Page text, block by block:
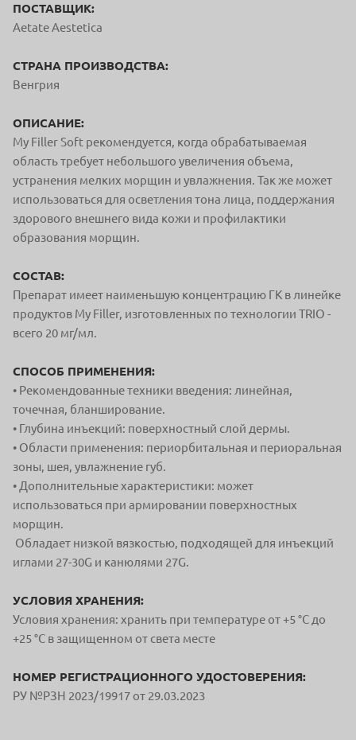
ПОСТАВЩИК:
Aetate Aestetica
СТРАНА ПРОИЗВОДСТВА:
Венгрия
ОПИСАНИЕ:
My Filler Soft рекомендуется, когда обрабатываемая
область требует небольшого увеличения объема,
устранения мелких морщин и увлажнения. Так же может
использоваться для осветления тона лица, поддержания
здорового внешнего вида кожи и профилактики
образования морщин.
СОСТАВ:
Препарат имеет наименьшую концентрацию ГК в линейке
продуктов My Filler, изготовленных по технологии TRIO -
всего 20 мг/мл.
СПОСОБ ПРИМЕНЕНИЯ:
• Рекомендованные техники введения: линейная,
точечная, бланширование.
• Глубина инъекций: поверхностный слой дермы.
• Области применения: периорбитальная и периоральная
зоны, шея, увлажнение губ.
• Дополнительные характеристики: может
использоваться при армировании поверхностных
морщин.
Обладает низкой вязкостью, подходящей для инъекций
иглами 27-30G и канюлями 27G.
УСЛОВИЯ ХРАНЕНИЯ:
Условия хранения: хранить при температуре от +5 °С до
+25 °С в защищенном от света месте
НОМЕР РЕГИСТРАЦИОННОГО УДОСТОВЕРЕНИЯ:
РУ №РЗН 2023/19917 от 29.03.2023